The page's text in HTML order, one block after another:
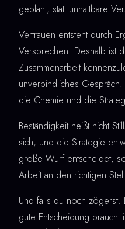
geplant, statt unhaltbare
Vertrauen entsteht durch
Versprechen. Deshalb ist
Zusammenarbeit
unverbindliches
die Chemie und die
Beständigkeit heißt nicht
sich, und die Strategie
große Wurf entscheidet,
Arbeit an den richtigen
Und falls du noch
gute Entscheidung